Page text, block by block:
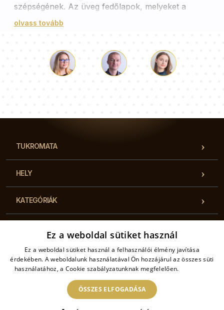
szépségének. Az üveg fedőlapok, melyeket a
tűzhely védelmére terveztek, nem csak
díszítették őket, a természet harmóniáját és
frissességét hozzák el otthonunkba. A színes,
élethű minták, melyek az üveg fedőlapokon
olvass tovább
TUKROMATA
HELY
KATEGÓRIÁK
KAPCSOLAT
Ez a weboldal sütiket használ
Ez a weboldal sütiket használ a felhasználói élmény javítása
érdekében. A weboldalunk használatával Ön hozzájárul az összes süti
használatához, a Cookie szabályzatunknak megfelelően.
ÖSSZES ELFOGADÁSA